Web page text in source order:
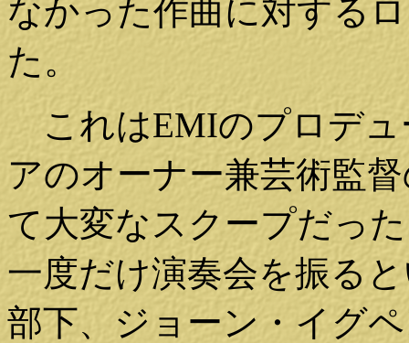
なかった作曲に対する
た。
これはEMIのプロデュ
アのオーナー兼芸術監
て大変なスクープだっ
一度だけ演奏会を振る
部下、ジョーン・イグ